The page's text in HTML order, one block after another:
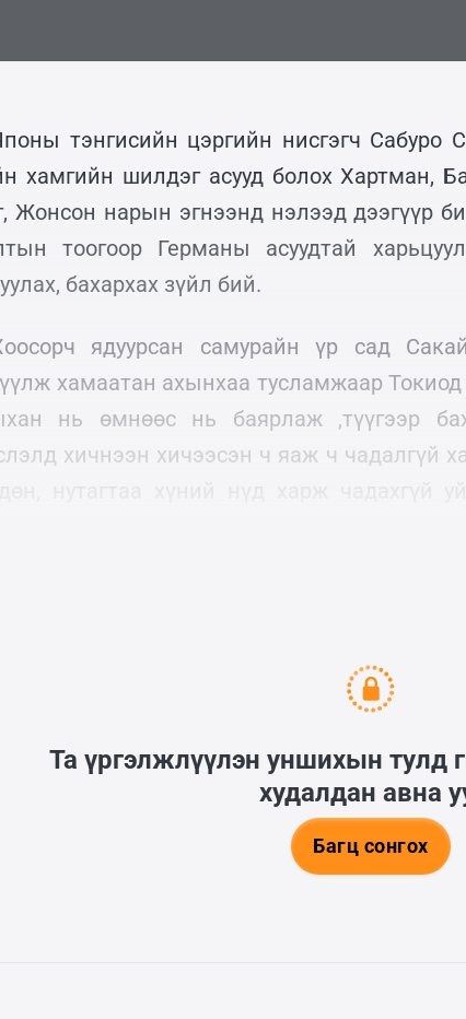
тэнгисийн цэргийн нисгэгч
хамгийн шилдэг асууд болох Хартман,
Жонсон нарын эгнээнд нэлээд дээгүүр
тоогоор Германы асуудтай
бахархах зүйл бий.
ядуурсан самурайн үр сад
хамаатан ахынхаа тусламжаар
нь өмнөөс нь баярлаж ,түүгээр
хичнээн хичээсэн ч яаж ч чадалгүй
Та үргэлжлүүлэн уншихын тулд
худалдан авна
Багц сонгох